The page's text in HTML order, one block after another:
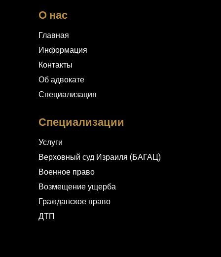
О нас
Главная
Информация
Контакты
Об адвокате
Специализация
Специализации
Услуги
Верховный суд Израиля (БАГАЦ)
Военное право
Возмещение ущерба
Гражданское право
ДТП